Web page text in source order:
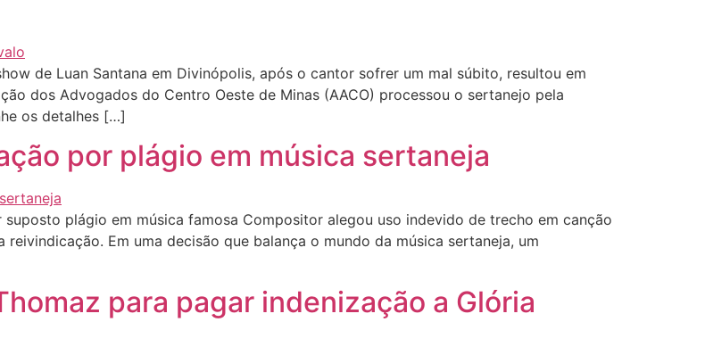
de Luan Santana em Divinópolis, após o cantor sofrer um mal súbito, resultou em
dos Advogados do Centro Oeste de Minas (AACO) processou o sertanejo pela
os detalhes […]
por plágio em música sertaneja
plágio em música famosa Compositor alegou uso indevido de trecho em canção
Em uma decisão que balança o mundo da música sertaneja, um
para pagar indenização a Glória